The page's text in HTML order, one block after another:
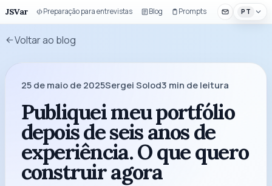
JSVar Preparação para entrevistas Blog Prompts Componentes
PT
Voltar ao blog
25 de maio de 2025Sergei Solod3 min de leitura
Publiquei meu portfólio
depois de seis anos de
experiência. O que quero
construir agora